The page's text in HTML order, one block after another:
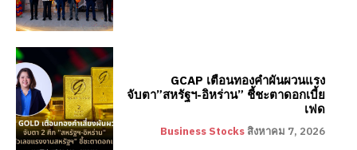
GCAP เตือนทองคำผันผวนแรง
จับตา”สหรัฐฯ-อิหร่าน” ชี้ชะตาดอกเบี้ย
เฟด
Business Stocks สิงหาคม 7, 2026